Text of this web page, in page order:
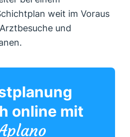
weit im Voraus
und
online mit